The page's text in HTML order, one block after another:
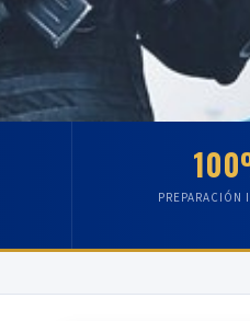
PREPARACIÓN